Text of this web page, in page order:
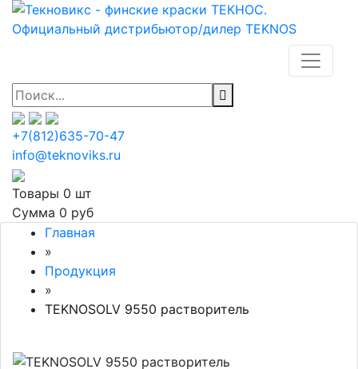
+7(812)635-70-47
info@teknoviks.ru
Товары 0 шт
Сумма 0 руб
Главная
»
Продукция
»
TEKNOSOLV 9550 растворитель